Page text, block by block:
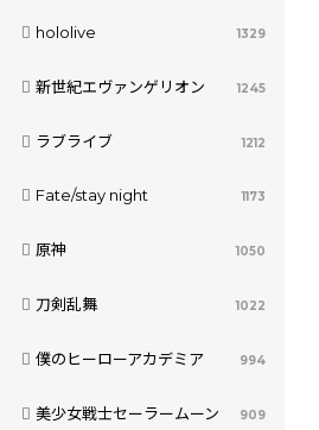
hololive 1329
新世紀エヴァンゲリオン 1245
ラブライブ 1212
Fate/stay night 1173
原神 1050
刀剣乱舞 1022
僕のヒーローアカデミア 994
美少女戦士セーラームーン 909